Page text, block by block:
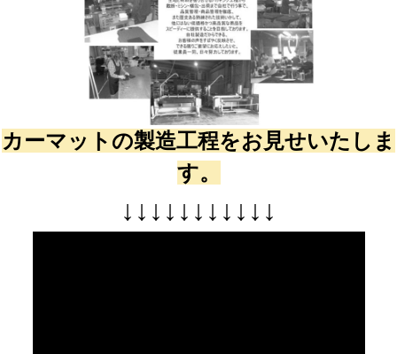
カーマットの製造工程をお見せいたしま
す。
↓ ↓ ↓ ↓ ↓ ↓ ↓ ↓ ↓ ↓ ↓